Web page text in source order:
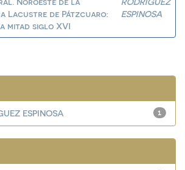
Lacustre de Pátzcuaro:
mitad siglo XVI
ESPINOSA
1
ESPINOSA